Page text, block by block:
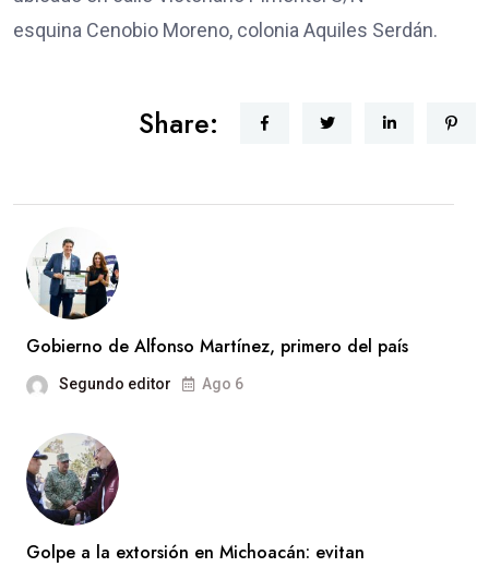
esquina Cenobio Moreno, colonia Aquiles Serdán.
Share:
Gobierno de Alfonso Martínez, primero del país
Segundo editor Ago 6
Golpe a la extorsión en Michoacán: evitan